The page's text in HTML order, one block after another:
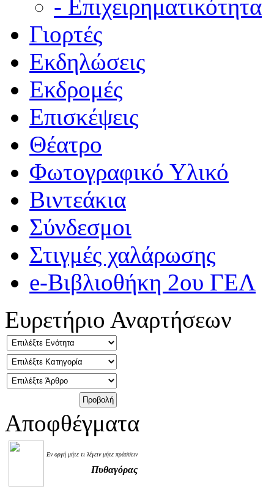
- Επιχειρηματικότητα
Γιορτές
Εκδηλώσεις
Εκδρομές
Επισκέψεις
Θέατρο
Φωτογραφικό Υλικό
Βιντεάκια
Σύνδεσμοι
Στιγμές χαλάρωσης
e-Βιβλιοθήκη 2ου ΓΕΛ
Ευρετήριο Αναρτήσεων
Αποφθέγματα
Εν οργή μήτε τι λέγειν μήτε πράσσειν
Πυθαγόρας